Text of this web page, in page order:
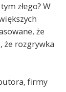
złego? W
że
że rozgrywka
firmy